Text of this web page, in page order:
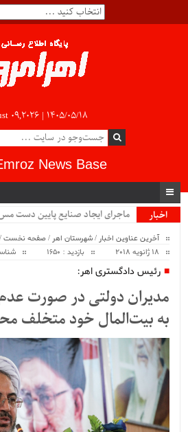
09,2026 | ۱۴۰۵/۰۵/۱۸
News Base
اخبار
ماجرای ایجاد صنایع پایین دست
آخرین عناوین اخبار /شهرستان اهر /صفحه نخست
بازدید : 1650 شناسه
رئیس دادگستری اهر:
مدیران دولتی در صورت
به بیت‌المال خود متخلف